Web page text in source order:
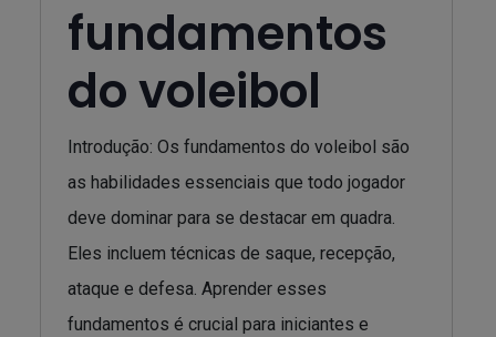
fundamentos
do voleibol
Introdução: Os fundamentos do voleibol são
as habilidades essenciais que todo jogador
deve dominar para se destacar em quadra.
Eles incluem técnicas de saque, recepção,
ataque e defesa. Aprender esses
fundamentos é crucial para iniciantes e